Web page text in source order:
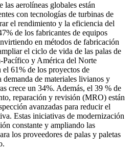
aerolíneas globales están
con tecnologías de turbinas de
el rendimiento y la eficiencia del
de los fabricantes de equipos
en métodos de fabricación
el ciclo de vida de las palas de
Pacífico y América del Norte
61% de los proyectos de
de materiales livianos y
crece un 34%. Además, el 39 % de
reparación y revisión (MRO) están
avanzadas para reducir el
Estas iniciativas de modernización
constante y ampliando las
los proveedores de palas y paletas